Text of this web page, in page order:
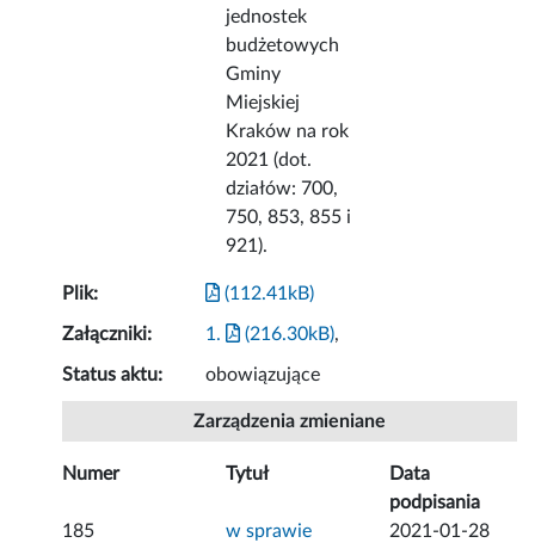
jednostek
budżetowych
Gminy
Miejskiej
Kraków na rok
2021 (dot.
działów: 700,
750, 853, 855 i
921).
Plik: (112.41kB)
Załączniki: 1. (216.30kB),
Status aktu: obowiązujące
Zarządzenia zmieniane
Numer Tytuł
Data
podpisania
185
w sprawie
2021-01-28